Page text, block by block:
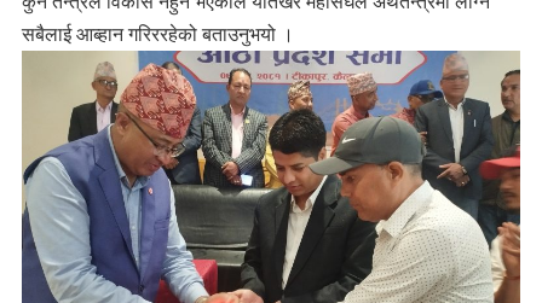
सबैलाई आब्हान गरिररहेको बताउनुभयो ।